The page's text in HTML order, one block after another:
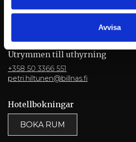
Avvisa
Facebook InstagramYouTube LinkedIn
Utrymmen till uthyrning
+358 50 3366 551
petri.hiltunen@billnas.fi
Hotellbokningar
BOKA RUM